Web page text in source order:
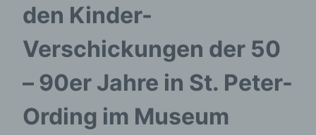
den Kinder-
Verschickungen der 50
– 90er Jahre in St. Peter-
Ording im Museum